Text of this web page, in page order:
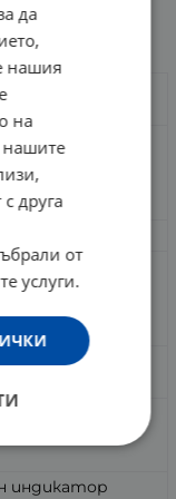
натиск.
80 000
Полиране,
mAh, 3,7 V).
зареждане.
и LED
и
индикатор
да
нашия
на
нашите
друга
от
услуги.